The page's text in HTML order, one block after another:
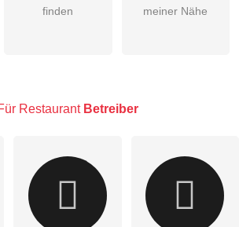
habe ich zur Kenntnis genommen.
.
finden
meiner Nähe
Restaurant Betreiber